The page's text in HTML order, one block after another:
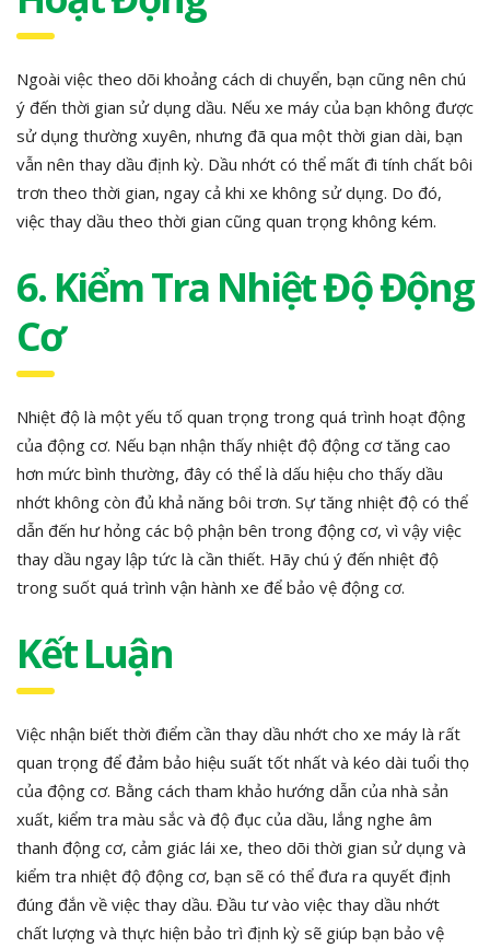
Ngoài việc theo dõi khoảng cách di chuyển, bạn cũng nên chú
ý đến thời gian sử dụng dầu. Nếu xe máy của bạn không được
sử dụng thường xuyên, nhưng đã qua một thời gian dài, bạn
vẫn nên thay dầu định kỳ. Dầu nhớt có thể mất đi tính chất bôi
trơn theo thời gian, ngay cả khi xe không sử dụng. Do đó,
việc thay dầu theo thời gian cũng quan trọng không kém.
6. Kiểm Tra Nhiệt Độ Động
Cơ
Nhiệt độ là một yếu tố quan trọng trong quá trình hoạt động
của động cơ. Nếu bạn nhận thấy nhiệt độ động cơ tăng cao
hơn mức bình thường, đây có thể là dấu hiệu cho thấy dầu
nhớt không còn đủ khả năng bôi trơn. Sự tăng nhiệt độ có thể
dẫn đến hư hỏng các bộ phận bên trong động cơ, vì vậy việc
thay dầu ngay lập tức là cần thiết. Hãy chú ý đến nhiệt độ
trong suốt quá trình vận hành xe để bảo vệ động cơ.
Kết Luận
Việc nhận biết thời điểm cần thay dầu nhớt cho xe máy là rất
quan trọng để đảm bảo hiệu suất tốt nhất và kéo dài tuổi thọ
của động cơ. Bằng cách tham khảo hướng dẫn của nhà sản
xuất, kiểm tra màu sắc và độ đục của dầu, lắng nghe âm
thanh động cơ, cảm giác lái xe, theo dõi thời gian sử dụng và
kiểm tra nhiệt độ động cơ, bạn sẽ có thể đưa ra quyết định
đúng đắn về việc thay dầu. Đầu tư vào việc thay dầu nhớt
chất lượng và thực hiện bảo trì định kỳ sẽ giúp bạn bảo vệ